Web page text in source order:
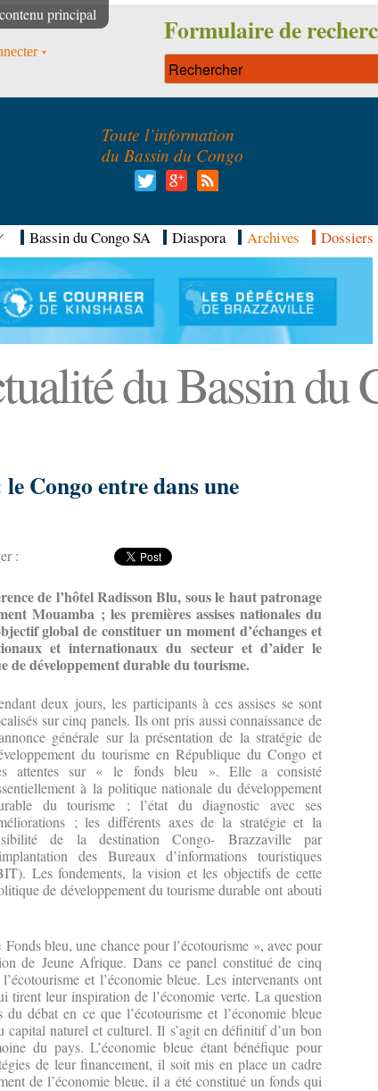
principal Formulaire de
Toute l’information
du Bassin du Congo
Bassin du Congo SA Diaspora Archives Dossiers
du Bassin du
Congo entre dans une
:
de l’hôtel Radisson Blu, sous le haut patronage
Mouamba ; les premières assises nationales du
global de constituer un moment d’échanges et
et internationaux du secteur et d’aider le
de développement durable du tourisme.
deux jours, les participants à ces assises se sont
sur cinq panels. Ils ont pris aussi connaissance de
générale sur la présentation de la stratégie de
du tourisme en République du Congo et
attentes sur « le fonds bleu ». Elle a consisté
à la politique nationale du développement
du tourisme ; l’état du diagnostic avec ses
; les différents axes de la stratégie et la
de la destination Congo- Brazzaville par
des Bureaux d’informations touristiques
Les fondements, la vision et les objectifs de cette
de développement du tourisme durable ont abouti
bleu, une chance pour l’écotourisme », avec pour
de Jeune Afrique. Dans ce panel constitué de cinq
et l’économie bleue. Les intervenants ont
tirent leur inspiration de l’économie verte. La question
débat en ce que l’écotourisme et l’économie bleue
naturel et culturel. Il s’agit en définitif d’un bon
du pays. L’économie bleue étant bénéfique pour
de leur financement, il soit mis en place un cadre
de l’économie bleue, il a été constitué un fonds qui